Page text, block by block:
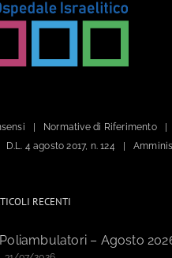
Normative di Riferimento
D.L. 4 agosto 2017, n. 124
RECENTI
– Agosto